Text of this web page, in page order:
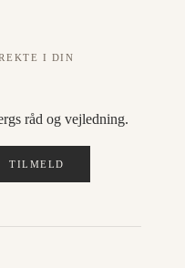
I DIN
råd og vejledning.
TILMELD